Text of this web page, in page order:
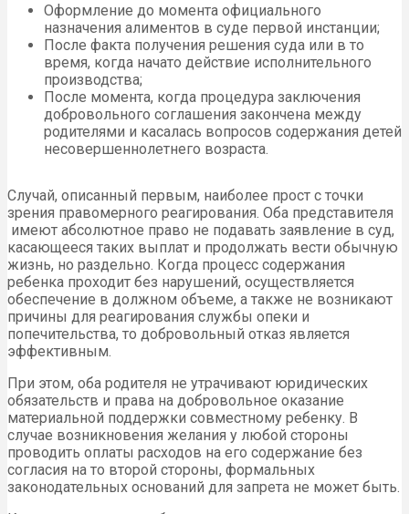
Оформление до момента официального
назначения алиментов в суде первой инстанции;
После факта получения решения суда или в то
время, когда начато действие исполнительного
производства;
После момента, когда процедура заключения
добровольного соглашения закончена между
родителями и касалась вопросов содержания детей
несовершеннолетнего возраста.
Случай, описанный первым, наиболее прост с точки
зрения правомерного реагирования. Оба представителя
имеют абсолютное право не подавать заявление в суд,
касающееся таких выплат и продолжать вести обычную
жизнь, но раздельно. Когда процесс содержания
ребенка проходит без нарушений, осуществляется
обеспечение в должном объеме, а также не возникают
причины для реагирования службы опеки и
попечительства, то добровольный отказ является
эффективным.
При этом, оба родителя не утрачивают юридических
обязательств и права на добровольное оказание
материальной поддержки совместному ребенку. В
случае возникновения желания у любой стороны
проводить оплаты расходов на его содержание без
согласия на то второй стороны, формальных
законодательных оснований для запрета не может быть.